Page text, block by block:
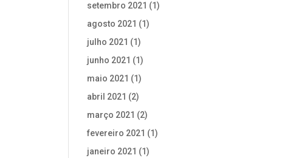
setembro 2021 (1)
agosto 2021 (1)
julho 2021 (1)
junho 2021 (1)
maio 2021 (1)
abril 2021 (2)
março 2021 (2)
fevereiro 2021 (1)
janeiro 2021 (1)